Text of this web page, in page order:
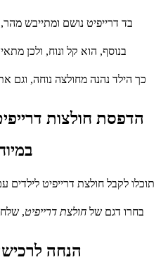
בד דרייפיט נושם ומתייבש
בנוסף, הוא קל ונוח, ולכן
כך הילד נהנה מחולצה נוחה, וגם
הדפסת חולצות
תוכלו לקבל חולצת דרייפיט
בחרו דגם שלחולצת דרייפיט,
הנחה